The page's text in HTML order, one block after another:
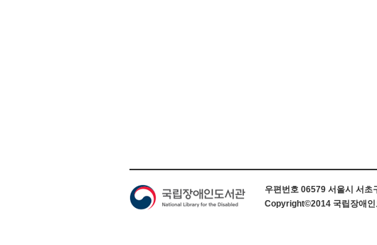
우편번호 06579 서울시 서
Copyright©2014 국립장애